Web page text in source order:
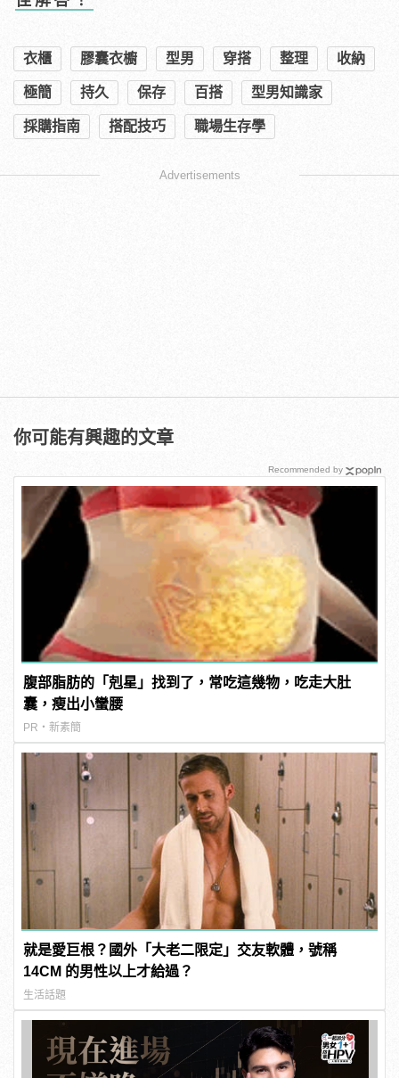
衣櫃 膠囊衣櫥 型男 穿搭 整理 收納
極簡 持久 保存 百搭 型男知識家
採購指南 搭配技巧 職場生存學
Advertisements
你可能有興趣的文章
腹部脂肪的「剋星」找到了，常吃這幾物，吃走大肚
囊，瘦出小蠻腰
PR・新素簡
就是愛巨根？國外「大老二限定」交友軟體，號稱
14CM 的男性以上才給過？
生活話題
Recommended by